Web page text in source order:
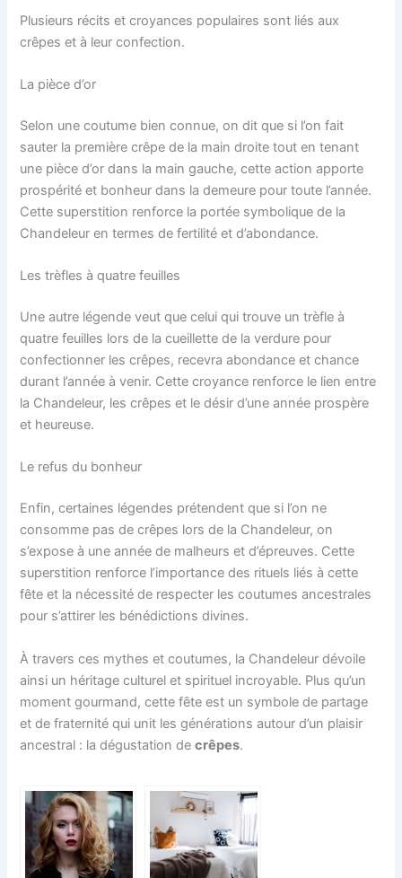
Plusieurs récits et croyances populaires sont liés aux
crêpes et à leur confection.
La pièce d’or
Selon une coutume bien connue, on dit que si l’on fait
sauter la première crêpe de la main droite tout en tenant
une pièce d’or dans la main gauche, cette action apporte
prospérité et bonheur dans la demeure pour toute l’année.
Cette superstition renforce la portée symbolique de la
Chandeleur en termes de fertilité et d’abondance.
Les trèfles à quatre feuilles
Une autre légende veut que celui qui trouve un trèfle à
quatre feuilles lors de la cueillette de la verdure pour
confectionner les crêpes, recevra abondance et chance
durant l’année à venir. Cette croyance renforce le lien entre
la Chandeleur, les crêpes et le désir d’une année prospère
et heureuse.
Le refus du bonheur
Enfin, certaines légendes prétendent que si l’on ne
consomme pas de crêpes lors de la Chandeleur, on
s’expose à une année de malheurs et d’épreuves. Cette
superstition renforce l’importance des rituels liés à cette
fête et la nécessité de respecter les coutumes ancestrales
pour s’attirer les bénédictions divines.
À travers ces mythes et coutumes, la Chandeleur dévoile
ainsi un héritage culturel et spirituel incroyable. Plus qu’un
moment gourmand, cette fête est un symbole de partage
et de fraternité qui unit les générations autour d’un plaisir
ancestral : la dégustation decrêpes.